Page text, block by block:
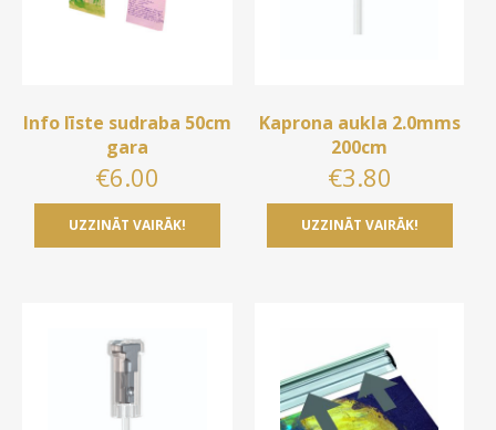
Info līste sudraba 50cm
gara
€6.00
UZZINĀT VAIRĀK!
Kaprona aukla 2.0mms
200cm
€3.80
UZZINĀT VAIRĀK!